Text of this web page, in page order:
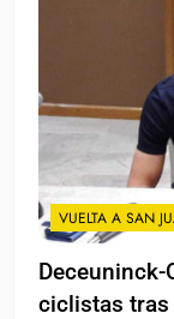
VUELTA A SAN
Deceuninck-
ciclistas tras